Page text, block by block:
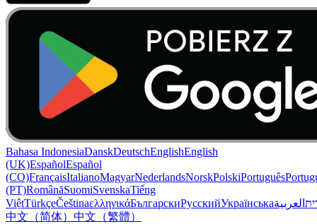
Bahasa IndonesiaDanskDeutschEnglishEnglish
(UK)EspañolEspañol
(CO)FrançaisItalianoMagyarNederlandsNorskPolskiPortuguês
(PT)RomânăSuomiSvenskaTiếng
ViệtTürkçeČeštinaελληνικάБългарскиРусскийУкраїнськаالعربية
中文（简体） 中文（繁體）